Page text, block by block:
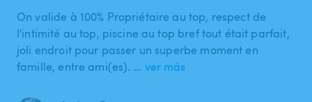
On valide à 100% Propriétaire au top, respect de
l'intimité au top, piscine au top bref tout était parfait,
joli endroit pour passer un superbe moment en
famille, entre ami(es). … ver más